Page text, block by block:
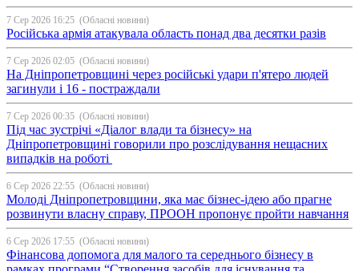
7 Сер 2026 16:25 (Обласні новини)
Російська армія атакувала область понад два десятки разів
7 Сер 2026 02:05 (Обласні новини)
На Дніпропетровщині через російські удари п'ятеро людей
загинули і 16 - постраждали
7 Сер 2026 00:35 (Обласні новини)
Під час зустрічі «Діалог влади та бізнесу» на
Дніпропетровщині говорили про розслідування нещасних
випадків на роботі
6 Сер 2026 22:55 (Обласні новини)
Молоді Дніпропетровщини, яка має бізнес-ідею або прагне
розвинути власну справу, ПРООН пропонує пройти навчання
6 Сер 2026 17:55 (Обласні новини)
Фінансова допомога для малого та середнього бізнесу в